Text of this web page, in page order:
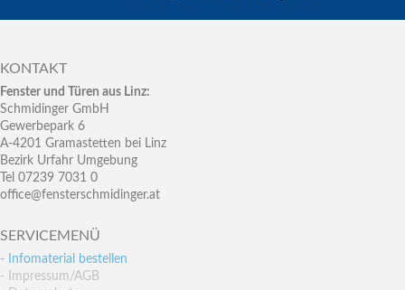
KONTAKT
Fenster und Türen aus Linz:
Schmidinger GmbH
Gewerbepark 6
A-4201 Gramastetten bei Linz
Bezirk Urfahr Umgebung
Tel 07239 7031 0
office@fensterschmidinger.at
SERVICEMENÜ
- Infomaterial bestellen
- Impressum/AGB